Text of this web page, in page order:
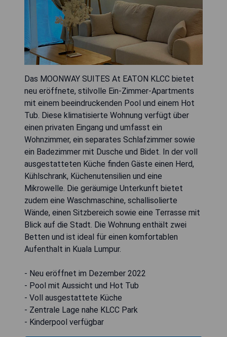
Das MOONWAY SUITES At EATON KLCC bietet
neu eröffnete, stilvolle Ein-Zimmer-Apartments
mit einem beeindruckenden Pool und einem Hot
Tub. Diese klimatisierte Wohnung verfügt über
einen privaten Eingang und umfasst ein
Wohnzimmer, ein separates Schlafzimmer sowie
ein Badezimmer mit Dusche und Bidet. In der voll
ausgestatteten Küche finden Gäste einen Herd,
Kühlschrank, Küchenutensilien und eine
Mikrowelle. Die geräumige Unterkunft bietet
zudem eine Waschmaschine, schallisolierte
Wände, einen Sitzbereich sowie eine Terrasse mit
Blick auf die Stadt. Die Wohnung enthält zwei
Betten und ist ideal für einen komfortablen
Aufenthalt in Kuala Lumpur.
- Neu eröffnet im Dezember 2022
- Pool mit Aussicht und Hot Tub
- Voll ausgestattete Küche
- Zentrale Lage nahe KLCC Park
- Kinderpool verfügbar